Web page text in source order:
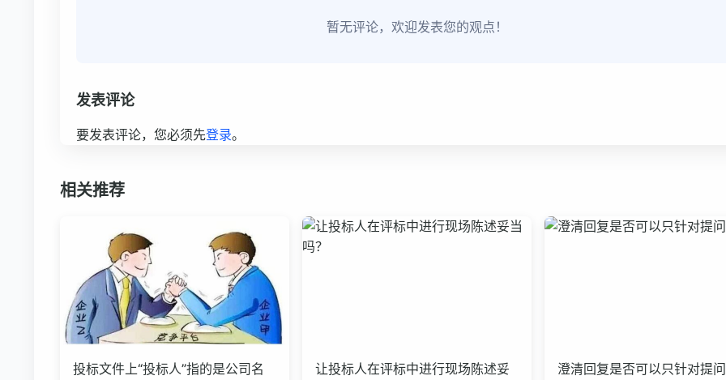
暂无评论，欢迎发表您的观点！
发表评论
要发表评论，您必须先登录。
相关推荐
投标文件上“投标人”指的是公司名
让投标人在评标中进行现场陈述妥
澄清回复是否可以只针对提